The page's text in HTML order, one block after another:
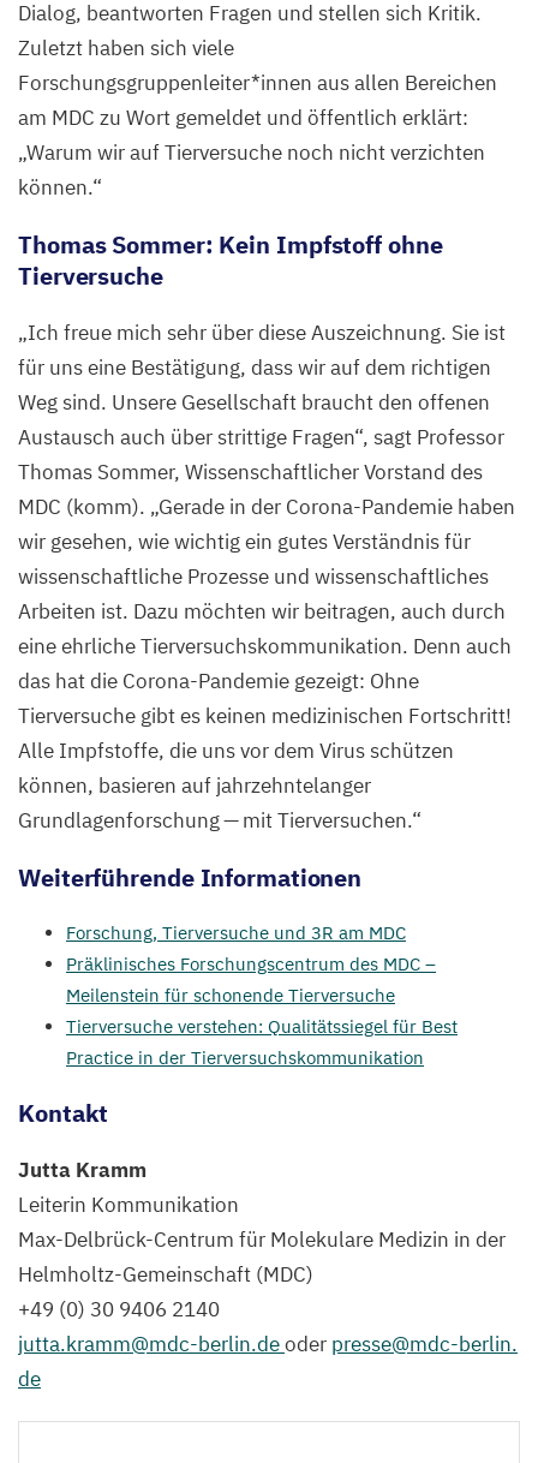
Dialog, beantworten Fragen und stellen sich Kritik.
Zuletzt haben sich viele
Forschungsgruppenleiter*innen aus allen Bereichen
am MDC zu Wort gemeldet und öffentlich erklärt:
„Warum wir auf Tierversuche noch nicht verzichten
können.“
Thomas Sommer: Kein Impfstoff ohne
Tierversuche
„Ich freue mich sehr über diese Auszeichnung. Sie ist
für uns eine Bestätigung, dass wir auf dem richtigen
Weg sind. Unsere Gesellschaft braucht den offenen
Austausch auch über strittige Fragen“, sagt Professor
Thomas Sommer, Wissenschaftlicher Vorstand des
MDC (komm). „Gerade in der Corona-Pandemie haben
wir gesehen, wie wichtig ein gutes Verständnis für
wissenschaftliche Prozesse und wissenschaftliches
Arbeiten ist. Dazu möchten wir beitragen, auch durch
eine ehrliche Tierversuchskommunikation. Denn auch
das hat die Corona-Pandemie gezeigt: Ohne
Tierversuche gibt es keinen medizinischen Fortschritt!
Alle Impfstoffe, die uns vor dem Virus schützen
können, basieren auf jahrzehntelanger
Grundlagenforschung — mit Tierversuchen.“
Weiterführende Informationen
Forschung, Tierversuche und 3R am MDC
Präklinisches Forschungscentrum des MDC –
Meilenstein für schonende Tierversuche
Tierversuche verstehen: Qualitätssiegel für Best
Practice in der Tierversuchskommunikation
Kontakt
Jutta Kramm
Leiterin Kommunikation
Max-Delbrück-Centrum für Molekulare Medizin in der
Helmholtz-Gemeinschaft (MDC)
+49 (0) 30 9406 2140
jutta.​kramm@​mdc-​berlin.​deoder presse@​mdc-​berlin.​
de